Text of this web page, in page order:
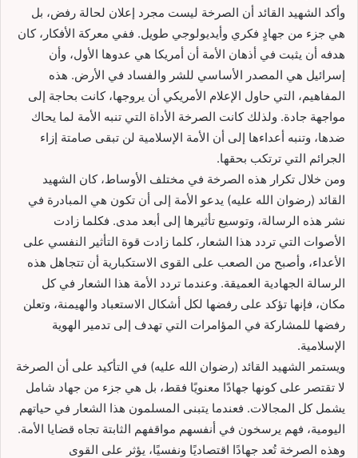
وأكد الشهيد القائد أن الصرخة ليست مجرد إعلان لحالة رفض، بل
هي جزء من جهادٍ فكري وأيديولوجي طويل. ففي معركة الأفكار، كان
هدفه أن يثبت في أذهان الأمة أن أمريكا هي عدوها الأول، وأن
إسرائيل هي المصدر الأساسي للشر والفساد في الأرض. هذه
المفاهيم، التي حاول الإعلام الأمريكي أن يروجها، كانت بحاجة إلى
مواجهة جادة. ولذلك كانت الصرخة الأداة التي تنبه الأمة لما يحاك
ضدها، وتنبه أعداءها إلى أن الأمة الإسلامية لن تبقى صامتة إزاء
الجرائم التي ترتكب بحقها.
ومن خلال تكرار هذه الصرخة في مختلف الأوساط، كان الشهيد
القائد (رضوان الله عليه) يدعو الأمة إلى أن تكون هي المبادرة في
نشر هذه الرسالة، وتوسيع تأثيرها إلى أبعد مدى. فكلما زادت
الأصوات التي تردد هذا الشعار، كلما زادت قوة التأثير النفسي على
الأعداء، وأصبح من الصعب على القوى الاستكبارية أن تتجاهل هذه
الرسالة الجهادية العميقة. وعندما تردد الأمة هذا الشعار في كل
مكان، فإنها تؤكد على رفضها لكل أشكال الاستعباد والهيمنة، وتعلن
رفضها للمشاركة في المؤامرات التي تهدف إلى تدمير الهوية
الإسلامية.
ويستمر الشهيد القائد (رضوان الله عليه) في التأكيد على أن الصرخة
لا تقتصر على كونها جهادًا معنويًا فقط، بل هي جزء من جهاد شامل
يشمل كل المجالات. فعندما يتبنى المسلمون هذا الشعار في حياتهم
اليومية، فهم يرسخون في أنفسهم مواقفهم الثابتة تجاه قضايا الأمة.
وهذه الصرخة تُعد جهادًا اقتصاديًا ونفسيًا، يؤثر على القوى